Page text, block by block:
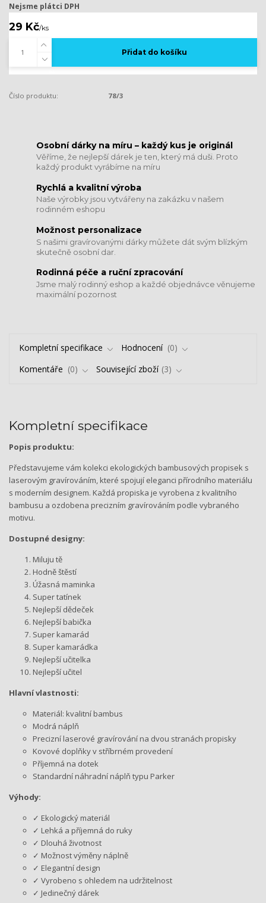
Nejsme plátci DPH
29 Kč/ks
Přidat do košíku
Číslo produktu: 78/3
​​​​​​​Osobní dárky na míru – každý kus je originál
Věříme, že nejlepší dárek je ten, který má duši. Proto
každý produkt vyrábíme na míru
Rychlá a kvalitní výroba
Naše výrobky jsou vytvářeny na zakázku v našem
rodinném eshopu
Možnost personalizace
S našimi gravírovanými dárky můžete dát svým blízkým
skutečně osobní dar.
​​​​​​​Rodinná péče a ruční zpracování
Jsme malý rodinný eshop a každé objednávce věnujeme
maximální pozornost
Kompletní specifikace Hodnocení
0
Komentáře
0 Související zboží 3
Kompletní specifikace
Popis produktu:
Představujeme vám kolekci ekologických bambusových propisek s
laserovým gravírováním, které spojují eleganci přírodního materiálu
s moderním designem. Každá propiska je vyrobena z kvalitního
bambusu a ozdobena precizním gravírováním podle vybraného
motivu.
Dostupné designy:
Miluju tě
Hodně štěstí
Úžasná maminka
Super tatínek
Nejlepší dědeček
Nejlepší babička
Super kamarád
Super kamarádka
Nejlepší učitelka
Nejlepší učitel
Hlavní vlastnosti:
Materiál: kvalitní bambus
Modrá náplň
Precizní laserové gravírování na dvou stranách propisky
Kovové doplňky v stříbrném provedení
Příjemná na dotek
Standardní náhradní náplň typu Parker
Výhody:
✓ Ekologický materiál
✓ Lehká a příjemná do ruky
✓ Dlouhá životnost
✓ Možnost výměny náplně
✓ Elegantní design
✓ Vyrobeno s ohledem na udržitelnost
✓ Jedinečný dárek